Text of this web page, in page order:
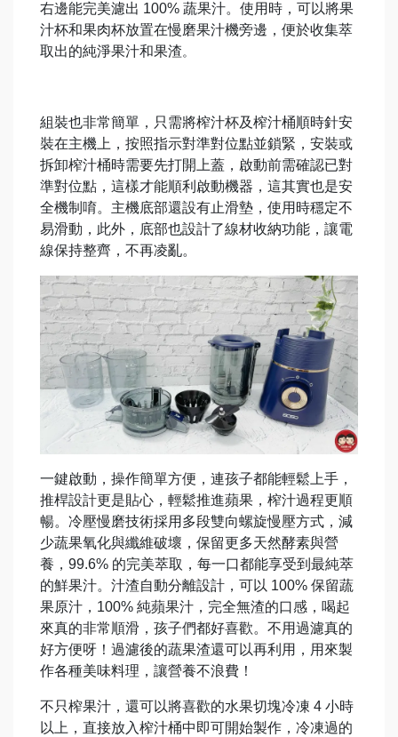
右邊能完美濾出 100% 蔬果汁。使用時，可以將果
汁杯和果肉杯放置在慢磨果汁機旁邊，便於收集萃
取出的純淨果汁和果渣。
組裝也非常簡單，只需將榨汁杯及榨汁桶順時針安
裝在主機上，按照指示對準對位點並鎖緊，安裝或
拆卸榨汁桶時需要先打開上蓋，啟動前需確認已對
準對位點，這樣才能順利啟動機器，這其實也是安
全機制唷。主機底部還設有止滑墊，使用時穩定不
易滑動，此外，底部也設計了線材收納功能，讓電
線保持整齊，不再凌亂。
一鍵啟動，操作簡單方便，連孩子都能輕鬆上手，
推桿設計更是貼心，輕鬆推進蘋果，榨汁過程更順
暢。冷壓慢磨技術採用多段雙向螺旋慢壓方式，減
少蔬果氧化與纖維破壞，保留更多天然酵素與營
養，99.6% 的完美萃取，每一口都能享受到最純萃
的鮮果汁。汁渣自動分離設計，可以 100% 保留蔬
果原汁，100% 純蘋果汁，完全無渣的口感，喝起
來真的非常順滑，孩子們都好喜歡。不用過濾真的
好方便呀！過濾後的蔬果渣還可以再利用，用來製
作各種美味料理，讓營養不浪費！
不只榨果汁，還可以將喜歡的水果切塊冷凍 4 小時
以上，直接放入榨汁桶中即可開始製作，冷凍過的